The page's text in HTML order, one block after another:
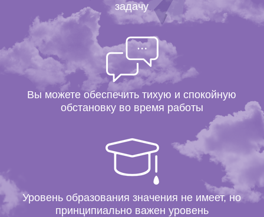
задачу
Вы можете обеспечить тихую и спокойную
обстановку во время работы
Уровень образования значения не имеет, но
принципиально важен уровень